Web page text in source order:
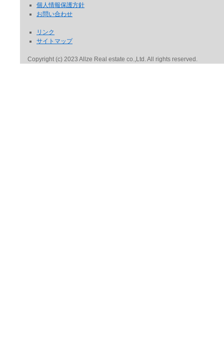
個人情報保護方針
お問い合わせ
リンク
サイトマップ
Copyright (c) 2023 Allze Real estate co.,Ltd. All rights reserved.